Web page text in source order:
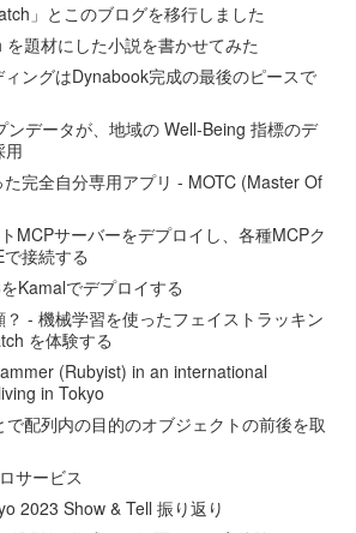
」とこのブログを移行しました
題材にした小説を書かせてみた
ングはDynabook完成の最後のピースで
ンデータが、地域の Well-Being 指標のデ
用
完全自分専用アプリ - MOTC (Master Of
MCPサーバーをデプロイし、各種MCPク
接続する
Kamalでデプロイする
- 機械学習を使ったフェイストラッキン
を体験する
(Rubyist) in an international
in Tokyo
配列内の目的のオブジェクトの前後を取
サービス
2023 Show & Tell 振り返り